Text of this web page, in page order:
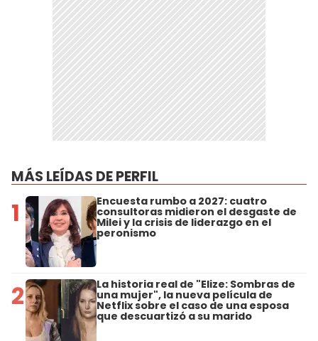
MÁS LEÍDAS DE PERFIL
1 Encuesta rumbo a 2027: cuatro
consultoras midieron el desgaste de
Milei y la crisis de liderazgo en el
peronismo
2 La historia real de "Elize: Sombras de
una mujer", la nueva película de
Netflix sobre el caso de una esposa
que descuartizó a su marido